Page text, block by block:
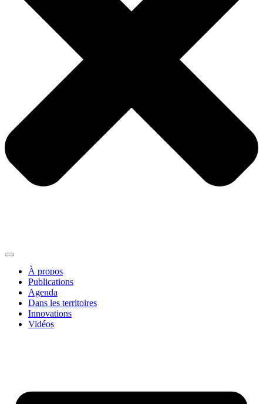
À propos
Publications
Agenda
Dans les territoires
Innovations
Vidéos